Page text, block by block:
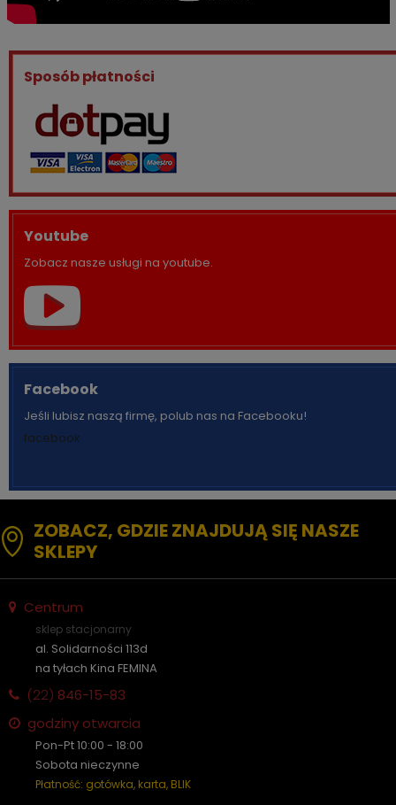
Sposób płatności
Youtube
Zobacz nasze usługi na youtube.
Facebook
Jeśli lubisz naszą firmę, polub nas na Facebooku!
facebook
ZOBACZ, GDZIE ZNAJDUJĄ SIĘ NASZE
SKLEPY
Centrum
sklep stacjonarny
al. Solidarności 113d
na tyłach Kina FEMINA
(22) 846-15-83
godziny otwarcia
Pon-Pt 10:00 - 18:00
Sobota nieczynne
Płatność: gotówka, karta, BLIK